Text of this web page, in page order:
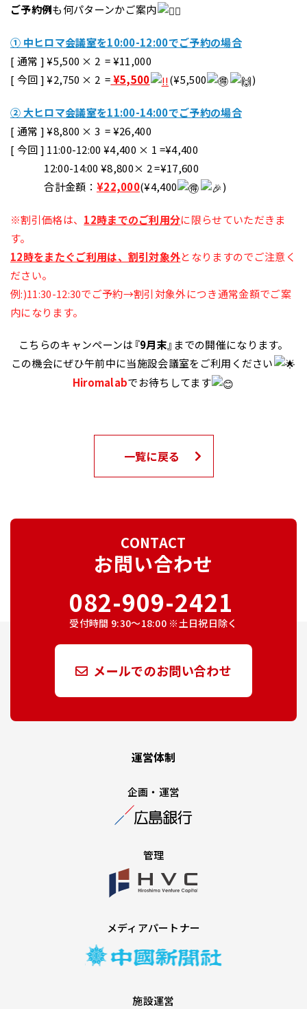
ご予約例も何パターンかご案内
① 中ヒロマ会議室を10:00-12:00でご予約の場合
[ 通常 ] ¥5,500 × 2 = ¥11,000
[ 今回 ] ¥2,750 × 2 =¥5,500 (¥5,500 )
② 大ヒロマ会議室を11:00-14:00でご予約の場合
[ 通常 ] ¥8,800 × 3 = ¥26,400
[ 今回 ] 11:00-12:00 ¥4,400 × 1 =¥4,400
12:00-14:00 ¥8,800× 2 =¥17,600
合計金額： ¥22,000(¥4,400 )
※割引価格は、 12時までのご利用分に限らせていただきま
す。
12時をまたぐご利用は、割引対象外となりますのでご注意く
ださい。
例:)11:30-12:30でご予約→割引対象外につき通常金額でご案
内になります。
こちらのキャンペーンは 『9月末』 までの開催になります。
この機会にぜひ午前中に当施設会議室をご利用ください
Hiromalabでお待ちしてます
一覧に戻る
CONTACT
お問い合わせ
082-909-2421
受付時間 9:30～18:00 ※土日祝日除く
メールでのお問い合わせ
運営体制
企画・運営
管理
メディアパートナー
施設運営